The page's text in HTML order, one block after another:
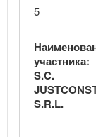
5
участника:
S.C.
S.R.L.